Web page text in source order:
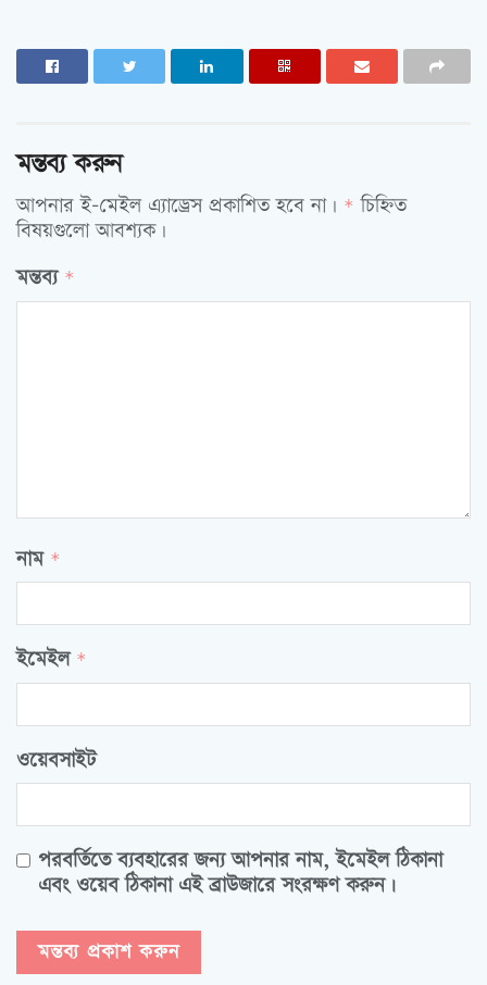
মন্তব্য করুন
আপনার ই-মেইল এ্যাড্রেস প্রকাশিত হবে না। * চিহ্নিত
বিষয়গুলো আবশ্যক।
মন্তব্য *
নাম *
ইমেইল *
ওয়েবসাইট
পরবর্তিতে ব্যবহারের জন্য আপনার নাম, ইমেইল ঠিকানা
এবং ওয়েব ঠিকানা এই ব্রাউজারে সংরক্ষণ করুন।